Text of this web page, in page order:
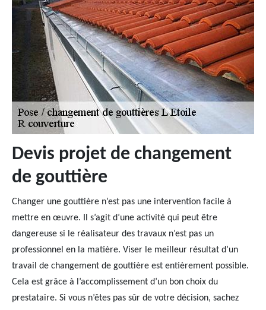
Devis projet de changement
de gouttière
Changer une gouttière n’est pas une intervention facile à
mettre en œuvre. Il s’agit d’une activité qui peut être
dangereuse si le réalisateur des travaux n’est pas un
professionnel en la matière. Viser le meilleur résultat d’un
travail de changement de gouttière est entièrement possible.
Cela est grâce à l’accomplissement d’un bon choix du
prestataire. Si vous n’êtes pas sûr de votre décision, sachez